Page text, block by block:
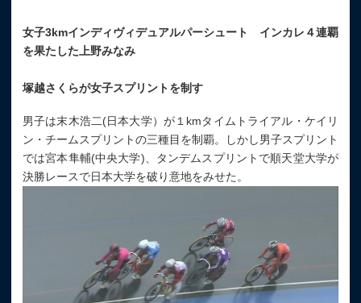
女子3kmインディヴィデュアルパーシュート インカレ４連覇
を果たした上野みなみ
塚越さくらが女子スプリントを制す
男子は末木浩二(日本大学）が１kmタイムトライアル・ケイリ
ン・チームスプリントの三種目を制覇。しかし男子スプリント
では宮本隼輔(中央大学)、タンデムスプリントで順天堂大学が
決勝レースで日本大学を破り意地をみせた。